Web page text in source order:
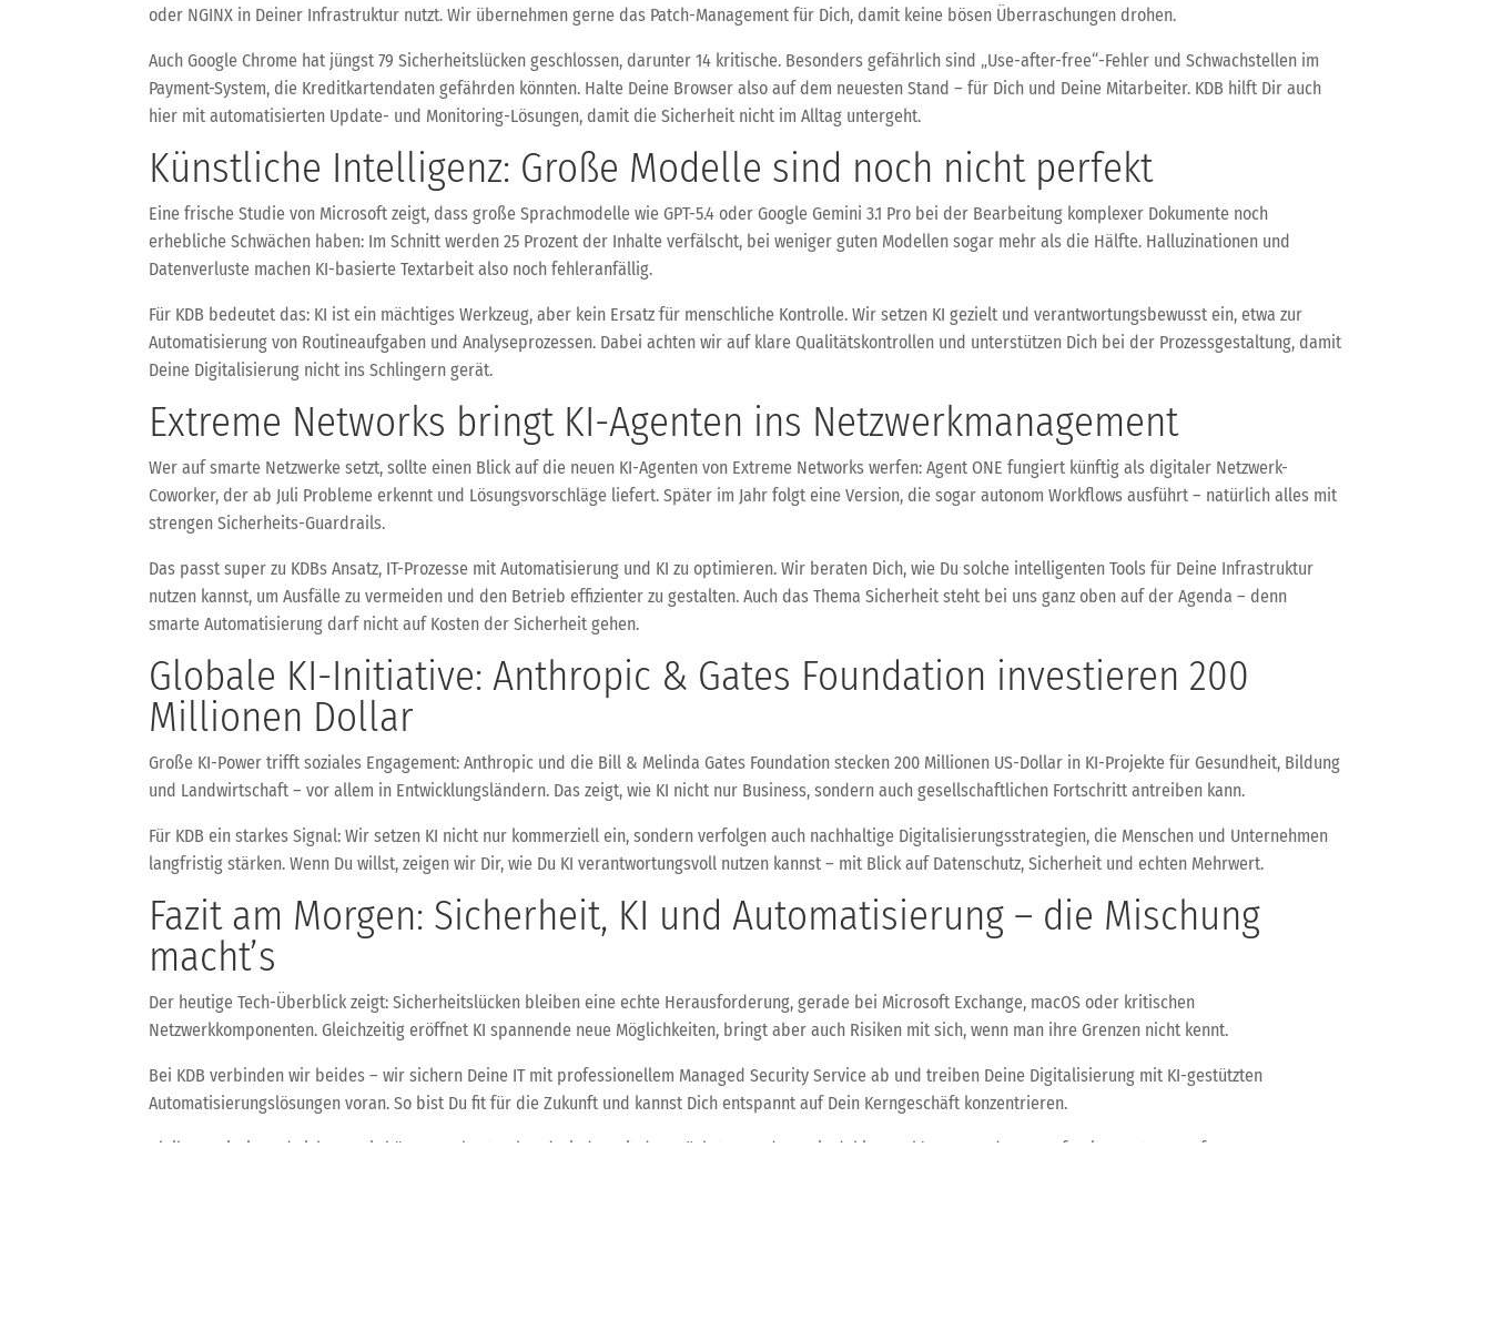
oder NGINX in Deiner Infrastruktur nutzt. Wir übernehmen gerne das Patch-Management für Dich, damit keine bösen Überraschungen drohen.
Auch Google Chrome hat jüngst 79 Sicherheitslücken geschlossen, darunter 14 kritische. Besonders gefährlich sind „Use-after-free“-Fehler und Schwachstellen im
Payment-System, die Kreditkartendaten gefährden könnten. Halte Deine Browser also auf dem neuesten Stand – für Dich und Deine Mitarbeiter. KDB hilft Dir auch
hier mit automatisierten Update- und Monitoring-Lösungen, damit die Sicherheit nicht im Alltag untergeht.
Künstliche Intelligenz: Große Modelle sind noch nicht perfekt
Eine frische Studie von Microsoft zeigt, dass große Sprachmodelle wie GPT-5.4 oder Google Gemini 3.1 Pro bei der Bearbeitung komplexer Dokumente noch
erhebliche Schwächen haben: Im Schnitt werden 25 Prozent der Inhalte verfälscht, bei weniger guten Modellen sogar mehr als die Hälfte. Halluzinationen und
Datenverluste machen KI-basierte Textarbeit also noch fehleranfällig.
Für KDB bedeutet das: KI ist ein mächtiges Werkzeug, aber kein Ersatz für menschliche Kontrolle. Wir setzen KI gezielt und verantwortungsbewusst ein, etwa zur
Automatisierung von Routineaufgaben und Analyseprozessen. Dabei achten wir auf klare Qualitätskontrollen und unterstützen Dich bei der Prozessgestaltung, damit
Deine Digitalisierung nicht ins Schlingern gerät.
Extreme Networks bringt KI-Agenten ins Netzwerkmanagement
Wer auf smarte Netzwerke setzt, sollte einen Blick auf die neuen KI-Agenten von Extreme Networks werfen: Agent ONE fungiert künftig als digitaler Netzwerk-
Coworker, der ab Juli Probleme erkennt und Lösungsvorschläge liefert. Später im Jahr folgt eine Version, die sogar autonom Workflows ausführt – natürlich alles mit
strengen Sicherheits-Guardrails.
Das passt super zu KDBs Ansatz, IT-Prozesse mit Automatisierung und KI zu optimieren. Wir beraten Dich, wie Du solche intelligenten Tools für Deine Infrastruktur
nutzen kannst, um Ausfälle zu vermeiden und den Betrieb effizienter zu gestalten. Auch das Thema Sicherheit steht bei uns ganz oben auf der Agenda – denn
smarte Automatisierung darf nicht auf Kosten der Sicherheit gehen.
Globale KI-Initiative: Anthropic & Gates Foundation investieren 200
Millionen Dollar
Große KI-Power trifft soziales Engagement: Anthropic und die Bill & Melinda Gates Foundation stecken 200 Millionen US-Dollar in KI-Projekte für Gesundheit, Bildung
und Landwirtschaft – vor allem in Entwicklungsländern. Das zeigt, wie KI nicht nur Business, sondern auch gesellschaftlichen Fortschritt antreiben kann.
Für KDB ein starkes Signal: Wir setzen KI nicht nur kommerziell ein, sondern verfolgen auch nachhaltige Digitalisierungsstrategien, die Menschen und Unternehmen
langfristig stärken. Wenn Du willst, zeigen wir Dir, wie Du KI verantwortungsvoll nutzen kannst – mit Blick auf Datenschutz, Sicherheit und echten Mehrwert.
Fazit am Morgen: Sicherheit, KI und Automatisierung – die Mischung
macht’s
Der heutige Tech-Überblick zeigt: Sicherheitslücken bleiben eine echte Herausforderung, gerade bei Microsoft Exchange, macOS oder kritischen
Netzwerkkomponenten. Gleichzeitig eröffnet KI spannende neue Möglichkeiten, bringt aber auch Risiken mit sich, wenn man ihre Grenzen nicht kennt.
Bei KDB verbinden wir beides – wir sichern Deine IT mit professionellem Managed Security Service ab und treiben Deine Digitalisierung mit KI-gestützten
Automatisierungslösungen voran. So bist Du fit für die Zukunft und kannst Dich entspannt auf Dein Kerngeschäft konzentrieren.
Bleib neugierig und sicher – wir hören uns heute Abend wieder mit dem nächsten Update. Bis dahin: Mach’s guat und pass auf Deine Systeme auf!